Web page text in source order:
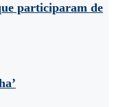
participaram de